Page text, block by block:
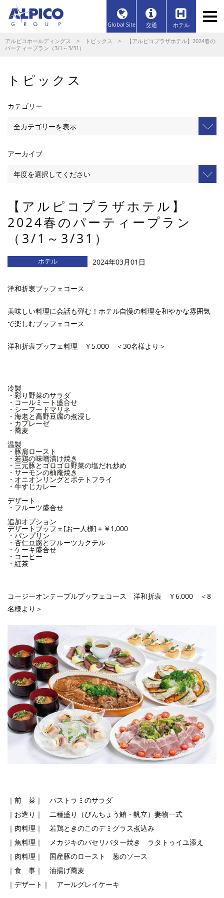
Global Site 交通 ホテル
アルピコホールディングス > トピックス > 【アルピコプラザホテル】2024春の
パーティープラン（3/1～3/31）
トピックス
カテゴリー
アーカイブ
【アルピコプラザホテル】
2024春のパーティープラン
（3/1～3/31）
ホテル 2024年03月01日
洋和折衷ブッフェコース
美味しい料理に会話も弾む！ホテル自慢の料理を和やかな雰囲気
で楽しむブッフェコース
洋和折衷ブッフェ料理 ￥5,000 ＜30名様より＞
冷製
・彩り野菜のサラダ
・コールミート盛合せ
・シーフードマリネ
・海老と高野豆腐の煮浸し
・カプレーゼ
・蕎麦
温製
・豚肩ロースト
・若鶏の味噌漬け焼き
・三元豚とゴロゴロ野菜の塩だれ炒め
・サーモンの柚庵焼き
・オニオンリングとポテトフライ
・牛すじカレー
デザート
・フルーツ盛合せ
追加オプション
デザートブッフェ[お一人様]＋￥1,000
・パンプリン
・杏仁豆腐とフルーツカクテル
・ケーキ盛合せ
・コーヒー
・紅茶
コージーオンテーブルブッフェコース 洋和折衷 ￥6,000 ＜8
名様より＞
｜前 菜｜ パストラミのサラダ
｜お造り｜ 二種盛り（びんちょう鮪・帆立）妻物一式
｜肉料理｜ 若鶏ときのこのデミグラス煮込み
｜魚料理｜ メカジキのパセリバター焼き ラタトゥイユ添え
｜肉料理｜ 国産豚のロースト 葱のソース
｜食 事｜ 油揚げ蕎麦
｜デザート｜ アールグレイケーキ